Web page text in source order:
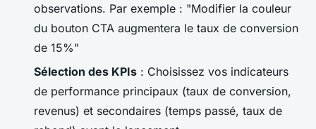
observations. Par exemple : "Modifier la couleur
du bouton CTA augmentera le taux de conversion
de 15%"
Sélection des KPIs : Choisissez vos indicateurs
de performance principaux (taux de conversion,
revenus) et secondaires (temps passé, taux de